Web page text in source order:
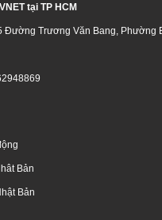
tại TP HCM
Đường Trương Văn Bang, Phường
Bản
Bản